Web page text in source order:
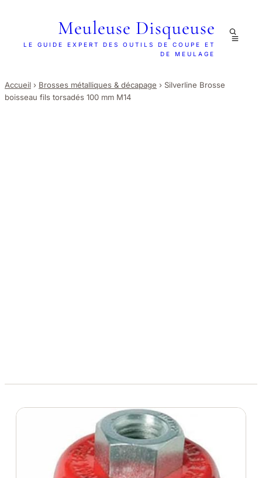
Meuleuse Disqueuse
LE GUIDE EXPERT DES OUTILS DE COUPE ET
DE MEULAGE
Accueil › Brosses métalliques & décapage › Silverline Brosse
boisseau fils torsadés 100 mm M14